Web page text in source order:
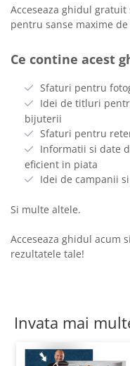
Acceseaza ghidul
pentru sanse maxime de
Ce contine acest
Sfaturi pentru
Idei de titluri
bijuterii
Sfaturi pentru
Informatii si date
eficient in piata
Idei de campanii
Si multe altele.
Acceseaza ghidul acum
rezultatele tale!
Invata mai